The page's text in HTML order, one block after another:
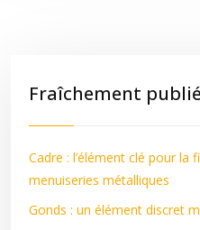
Fraîchement
Cadre : l’élément clé pour
menuiseries métalliques
Gonds : un élément discret